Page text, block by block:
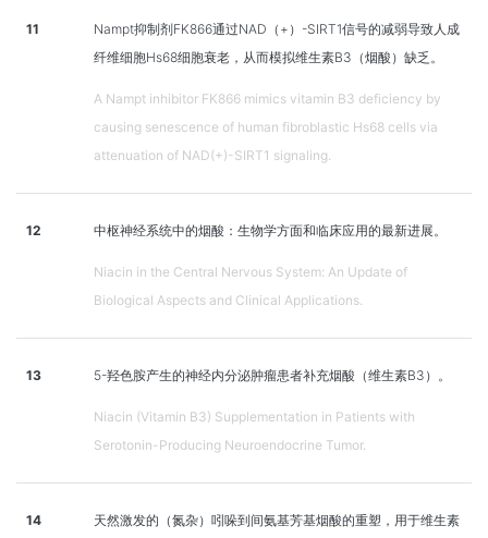
11
Nampt抑制剂FK866通过NAD（+）-SIRT1信号的减弱导致人成
纤维细胞Hs68细胞衰老，从而模拟维生素B3（烟酸）缺乏。
A Nampt inhibitor FK866 mimics vitamin B3 deficiency by
causing senescence of human fibroblastic Hs68 cells via
attenuation of NAD(+)-SIRT1 signaling.
12 中枢神经系统中的烟酸：生物学方面和临床应用的最新进展。
Niacin in the Central Nervous System: An Update of
Biological Aspects and Clinical Applications.
13 5-羟色胺产生的神经内分泌肿瘤患者补充烟酸（维生素B3）。
Niacin (Vitamin B3) Supplementation in Patients with
Serotonin-Producing Neuroendocrine Tumor.
14
天然激发的（氮杂）吲哚到间氨基芳基烟酸的重塑，用于维生素